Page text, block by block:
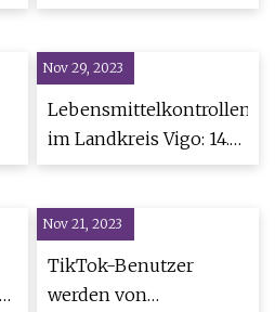
Empfehlung zum
bleibt in Kraft
Nov 29, 2023
Lebensmittelkontrollen
im Landkreis Vigo: 14.
August
Nov 21, 2023
TikTok-Benutzer
werden von